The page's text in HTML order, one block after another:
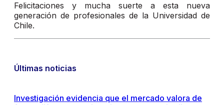
Felicitaciones y mucha suerte a esta nueva
generación de profesionales de la Universidad de
Chile.
Últimas noticias
Investigación evidencia que el mercado valora de